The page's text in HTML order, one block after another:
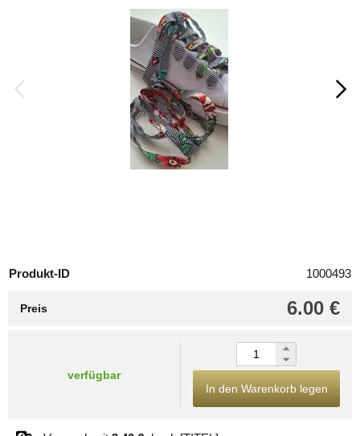
Produkt-ID 1000493
6.00 €
Preis
verfügbar
In den Warenkorb legen